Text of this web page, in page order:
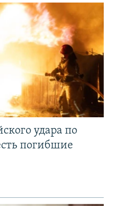
удара по
погибшие